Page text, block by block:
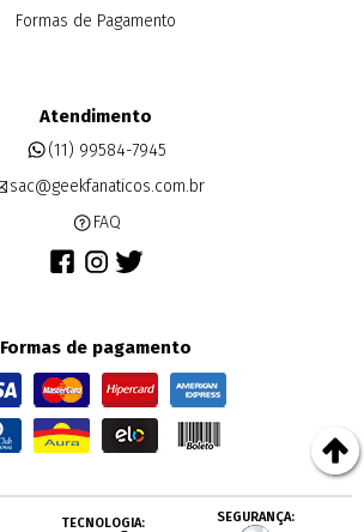
Formas de Pagamento
Atendimento
(11) 99584-7945
sac@geekfanaticos.com.br
FAQ
Formas de pagamento
TECNOLOGIA: SEGURANÇA: